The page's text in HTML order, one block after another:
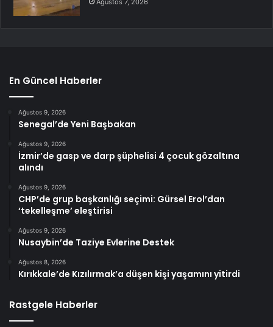
Ağustos 7, 2026
En Güncel Haberler
Ağustos 9, 2026
Senegal’de Yeni Başbakan
Ağustos 9, 2026
İzmir’de gasp ve darp şüphelisi 4 çocuk gözaltına
alındı
Ağustos 9, 2026
CHP’de grup başkanlığı seçimi: Gürsel Erol’dan
‘tekelleşme’ eleştirisi
Ağustos 9, 2026
Nusaybin’de Taziye Evlerine Destek
Ağustos 8, 2026
Kırıkkale’de Kızılırmak’a düşen kişi yaşamını yitirdi
Rastgele Haberler